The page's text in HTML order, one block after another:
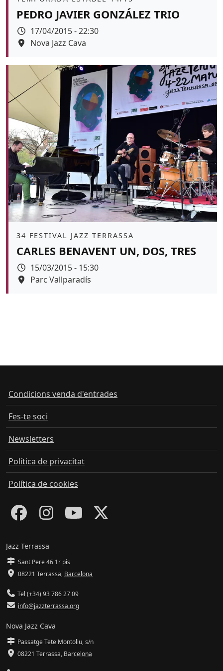
PEDRO JAVIER GONZÁLEZ TRIO
Data
17/04/2015 - 22:30
Espai
Nova Jazz Cava
Àmbit
34 FESTIVAL JAZZ TERRASSA
CARLES BENAVENT UN, DOS, TRES
Data
15/03/2015 - 15:30
Espai
Parc Vallparadís
Condicions venda d'entrades
Fes-te soci
Newsletters
Política de privacitat
Política de cookies
Jazz Terrassa
Sant Pere 46 1r pis
08221 Terrassa, Barcelona
Tel (+34) 93 786 27 09
info@jazzterrassa.org
Nova Jazz Cava
Passatge Tete Montoliu, s/n
08221 Terrassa, Barcelona